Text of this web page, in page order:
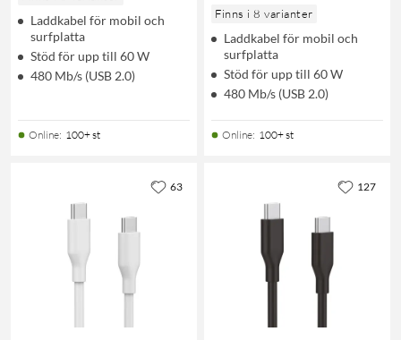
Laddkabel för mobil och
surfplatta
Stöd för upp till 60 W
480 Mb/s (USB 2.0)
Online: 100+ st
Finns i 8 varianter
Laddkabel för mobil och
surfplatta
Stöd för upp till 60 W
480 Mb/s (USB 2.0)
Online: 100+ st
63 127